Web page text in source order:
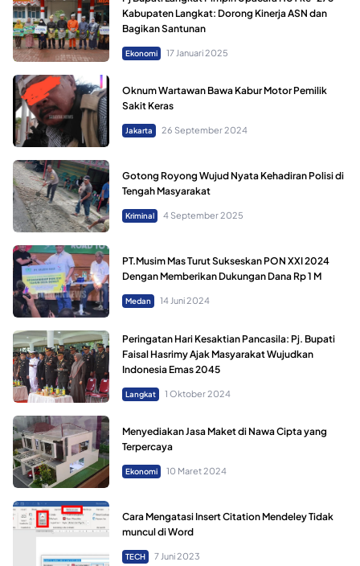
Kabupaten Langkat: Dorong Kinerja ASN dan
Bagikan Santunan
Ekonomi 17 Januari 2025
Oknum Wartawan Bawa Kabur Motor Pemilik
Sakit Keras
Jakarta 26 September 2024
Gotong Royong Wujud Nyata Kehadiran Polisi di
Tengah Masyarakat
Kriminal 4 September 2025
PT.Musim Mas Turut Sukseskan PON XXI 2024
Dengan Memberikan Dukungan Dana Rp 1 M
Medan 14 Juni 2024
Peringatan Hari Kesaktian Pancasila: Pj. Bupati
Faisal Hasrimy Ajak Masyarakat Wujudkan
Indonesia Emas 2045
Langkat 1 Oktober 2024
Menyediakan Jasa Maket di Nawa Cipta yang
Terpercaya
Ekonomi 10 Maret 2024
Cara Mengatasi Insert Citation Mendeley Tidak
muncul di Word
TECH 7 Juni 2023